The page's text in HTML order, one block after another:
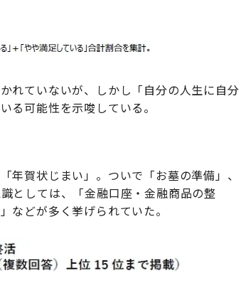
れていないが、しかし「自分の人生に自分
る可能性を示唆している。
賀状じまい」。ついで「お墓の準備」、
としては、「金融口座・金融商品の整
などが多く挙げられていた。